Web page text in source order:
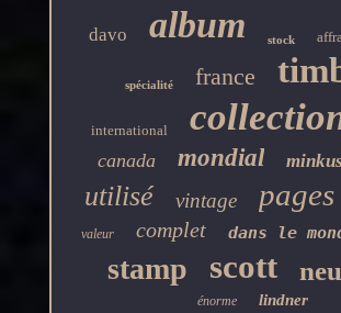
davo album stock
spécialité france
international
canada mondial minkus
utilisé vintage pages
valeur complet dans le
stamp scott
énorme lindner